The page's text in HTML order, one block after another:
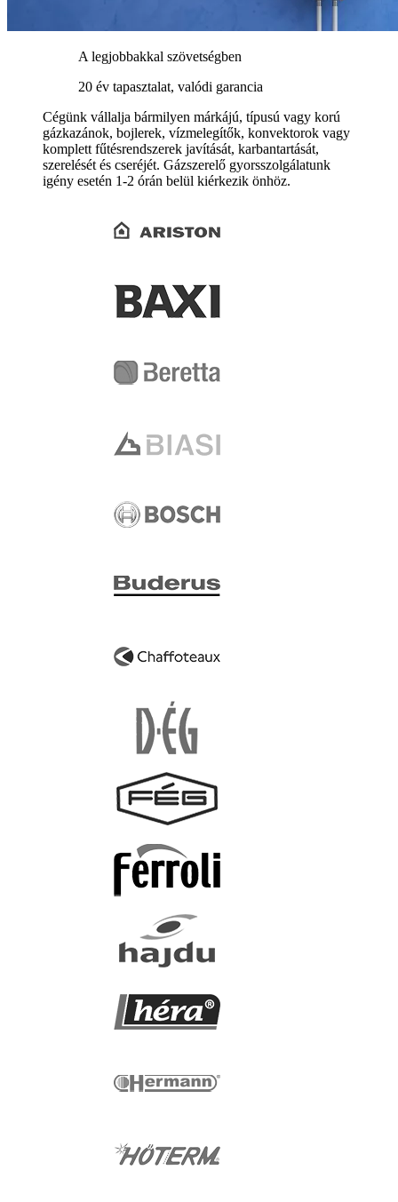
A legjobbakkal szövetségben
20 év tapasztalat, valódi garancia
Cégünk vállalja bármilyen márkájú, típusú vagy korú
gázkazánok, bojlerek, vízmelegítők, konvektorok vagy
komplett fűtésrendszerek javítását, karbantartását,
szerelését és cseréjét. Gázszerelő gyorsszolgálatunk
igény esetén 1-2 órán belül kiérkezik önhöz.